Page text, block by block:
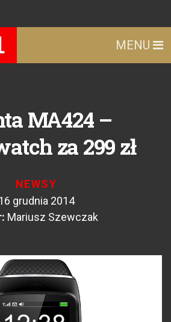
MENU
MA424 –
za 299 zł
NEWSY
grudnia 2014
Mariusz Szewczak